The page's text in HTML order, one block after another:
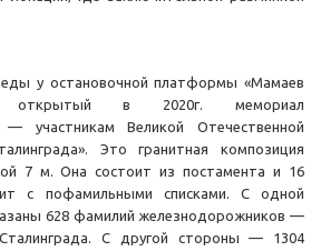
у остановочной платформы «Мамаев
открытый в 2020г. мемориал
— участникам Великой Отечественной
Это гранитная композиция
7 м. Она состоит из постамента и 16
с пофамильными списками. С одной
628 фамилий железнодорожников —
С другой стороны — 1304